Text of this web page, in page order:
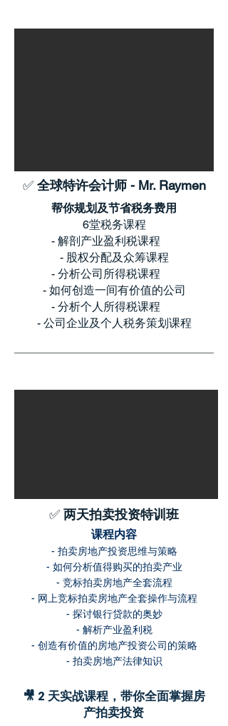
✅ 全球特许会计师 - Mr. Raymen
帮你规划及节省税务费用
6堂税务课程
- 解剖产业盈利税课程
- 股权分配及众筹课程
- 分析公司所得税课程
- 如何创造一间有价值的公司
- 分析个人所得税课程
- 公司企业及个人税务策划课程
✅ 两天拍卖投资特训班
课程内容
- 拍卖房地产投资思维与策略
- 如何分析值得购买的拍卖产业
- 竞标拍卖房地产全套流程
- 网上竞标拍卖房地产全套操作与流程
- 探讨银行贷款的奥妙
- 解析产业盈利税
- ​创造有价值的房地产投资公司的策略
- 拍卖房地产法律知识
🎥 2 天实战课程，带你全面掌握房
产拍卖投资